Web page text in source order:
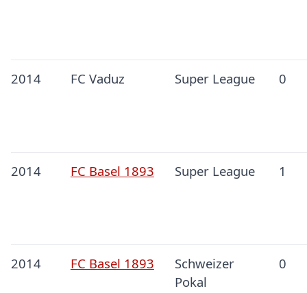
2014 FC Vaduz Super League 0
2014 FC Basel 1893 Super League 1
2014 FC Basel 1893
Schweizer
Pokal
0